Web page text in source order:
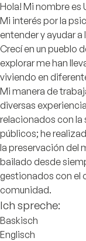
Hola! Mi nombre es
Mi interés por la
entender y ayudar a
Crecí en un pueblo
explorar me han
viviendo en
Mi manera de
diversas
relacionados con
públicos; he
la preservación del
bailado desde
gestionados con el
comunidad.
Ich spreche:
Baskisch
Englisch